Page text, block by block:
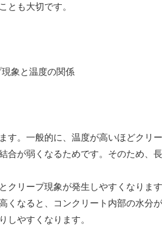
とも大切です。
す。一般的に、温度が高いほどクリ
合が弱くなるためです。そのため、
クリープ現象が発生しやすくなりま
くなると、コンクリート内部の水分
しやすくなります。